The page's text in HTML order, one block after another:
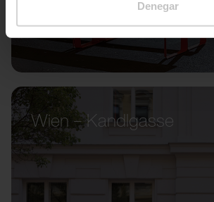
Denegar
Wien – Kandlgasse